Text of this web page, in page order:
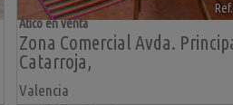
Zona Comercial Avda.
Catarroja,
Valencia
Ático en venta